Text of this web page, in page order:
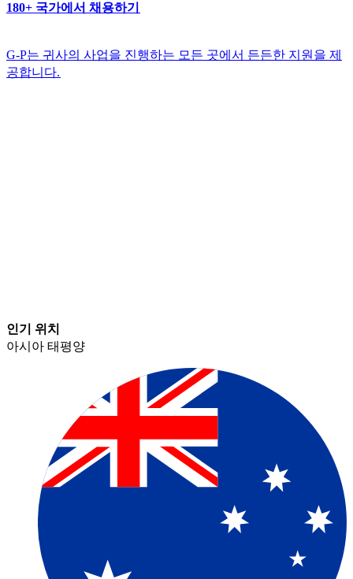
180+ 국가에서 채용하기​​
G-P는 귀사의 사업을 진행하는 모든 곳에서 든든한 지원을 제
공합니다.​​
인기 위치​​
아시아 태평양​​